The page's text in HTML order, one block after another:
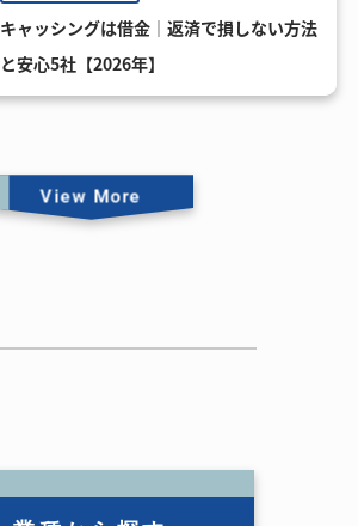
キャッシングは借金｜返済で損しない方法
と安心5社【2026年】
View More